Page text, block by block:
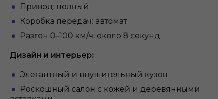
Привод: полный
Коробка передач: автомат
Разгон 0–100 км/ч: около 8 секунд
Дизайн и интерьер:
Элегантный и внушительный кузов
Роскошный салон с кожей и деревянными